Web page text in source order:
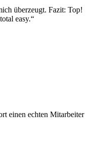
überzeugt. Fazit: Top!
easy.“
einen echten Mitarbeiter